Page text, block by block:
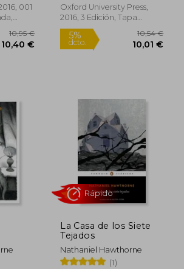
001
10,40 €
Oxford University Press,
2016, 3 Edición, Tapa
Blanda, Nuevo
5%
dcto.
Rápido
La Casa de los Siete
Tejados
Nathaniel Hawthorne
(1)